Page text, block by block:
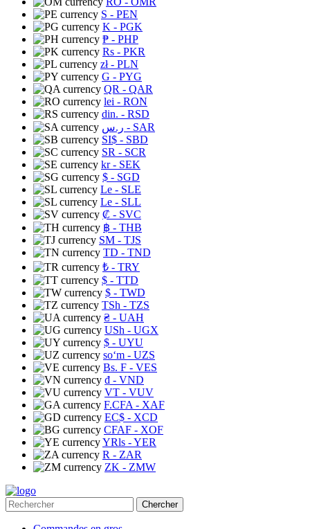
S - PEN
K - PGK
₱ - PHP
Rs - PKR
zł- PLN
G - PYG
QR - QAR
lei - RON
din. - RSD
ر.س - SAR
SI$ - SBD
SR - SCR
kr- SEK
$ - SGD
Le - SLE
Le - SLL
₡ - SVC
฿ - THB
ЅМ - TJS
TD - TND
₺ - TRY
$ - TTD
$ - TWD
TSh - TZS
₴ - UAH
USh - UGX
$ - UYU
soʻm - UZS
Bs. F - VES
₫ - VND
VT - VUV
F.CFA - XAF
EC$ - XCD
CFAF - XOF
YRls - YER
R - ZAR
ZK - ZMW
Chercher